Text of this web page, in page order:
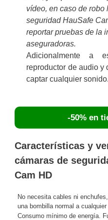
vídeo, en caso de robo
seguridad HauSafe
reportar pruebas de la
aseguradoras.
Adicionalmente a
reproductor de audio y
captar cualquier sonido.
-50% en
Características y
cámaras de
Cam HD
No necesita cables ni
una bombilla normal a cualquier
Consumo mínimo de energía.